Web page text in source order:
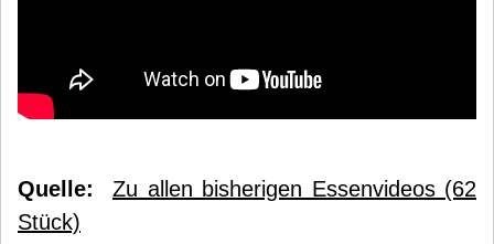
Quelle:
Zu allen bisherigen Essenvideos (62
Stück)